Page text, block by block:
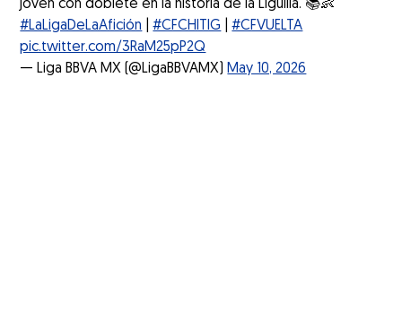
joven con doblete en la historia de la Liguilla. 📚👶
#LaLigaDeLaAfición |#CFCHITIG |#CFVUELTA
pic.twitter.com/3RaM25pP2Q
— Liga BBVA MX (@LigaBBVAMX) May 10, 2026